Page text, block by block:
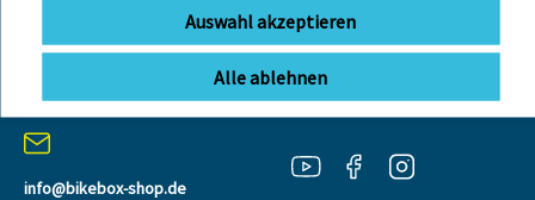
Stuttgarter Str. 72 78628 Rottweil-
info@bikebox-shop.de
0741 206770-00
Telefonzeiten:
Mo-Fr: 09:00 - 12:00 Uhr
Auswahl akzeptieren
Alle ablehnen